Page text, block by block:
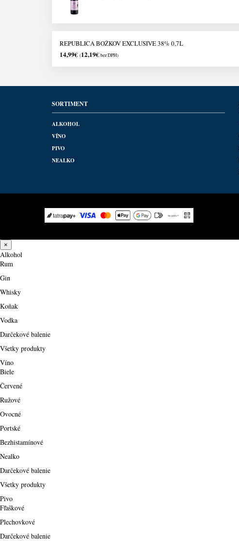
REPUBLICA BOŽKOV EXCLUSIVE 38% 0,7L
14,99€ (12,19€bez DPH)
SORTIMENT
ALKOHOL
VÍNO
PIVO
NEALKO
×
Alkohol
Rum
Gin
Whisky
Koňak
Vodka
Darčekové balenie
Všetky produkty
Víno
Biele
Červené
Ružové
Ovocné
Portské
Bezhistamínové
Nealko
Darčekové balenie
Všetky produkty
Pivo
Fľaškové
Plechovkové
Darčekové balenie